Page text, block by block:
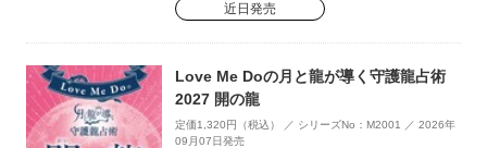
近日発売
Love Me Doの月と龍が導く守護龍占術
2027 開の龍
定価1,320円（税込） ／ シリーズNo：M2001 ／ 2026年
09月07日発売